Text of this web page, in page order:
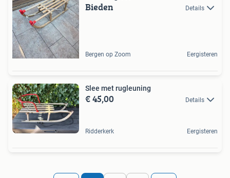
Bieden Details
Bergen op Zoom Eergisteren
Slee met rugleuning
€ 45,00 Details
Ridderkerk Eergisteren